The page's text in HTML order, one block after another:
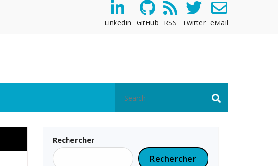
LinkedIn GitHub RSS Twitter eMail
Rechercher
Rechercher